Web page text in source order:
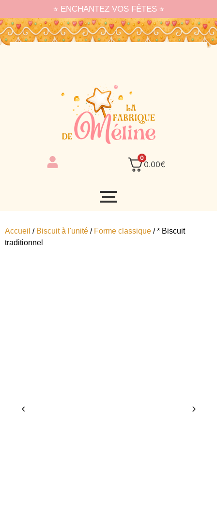
⭐︎ ENCHANTEZ VOS FÊTES ⭐︎
0
0.00€
Accueil / Biscuit à l'unité / Forme classique / * Biscuit
traditionnel